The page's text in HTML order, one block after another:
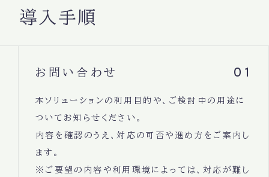
導入手順
お問い合わせ 01
本ソリューションの利用目的や、ご検討中の用途に
ついてお知らせください。
内容を確認のうえ、対応の可否や進め方をご案内し
ます。
※ご要望の内容や利用環境によっては、対応が難し